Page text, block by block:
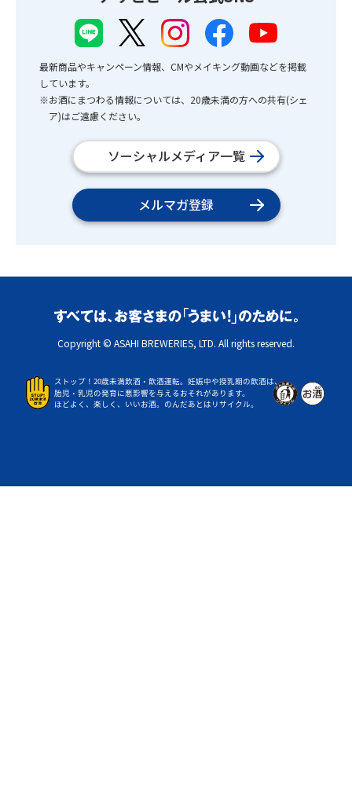
最新商品やキャンペーン情報、CMやメイキング動画などを掲載
しています。
※お酒にまつわる情報については、20歳未満の方への共有(シェ
ア)はご遠慮ください。
ソーシャルメディア一覧
メルマガ登録
Copyright © ASAHI BREWERIES, LTD. All rights reserved.